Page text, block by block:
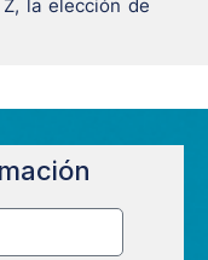
la elección de